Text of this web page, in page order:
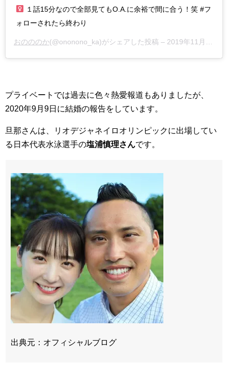
１話15分なので全部見てもO.A.に余裕で間に合う！笑 #フ
ォローされたら終わり
おのののか(@ononono_ka)がシェアした投稿 – 2019年11月月16日午後11時17分PST
プライベートでは過去に色々熱愛報道もありましたが、
2020年9月9日に結婚の報告をしています。
旦那さんは、リオデジャネイロオリンピックに出場してい
る日本代表水泳選手の塩浦慎理さんです。
出典元：オフィシャルブログ